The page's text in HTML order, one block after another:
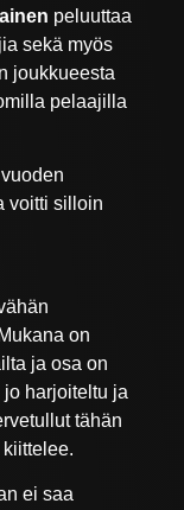
peluuttaa
sekä myös
joukkueesta
pelaajilla
voitti silloin
on
ja osa on
harjoiteltu ja
tähän
ei saa